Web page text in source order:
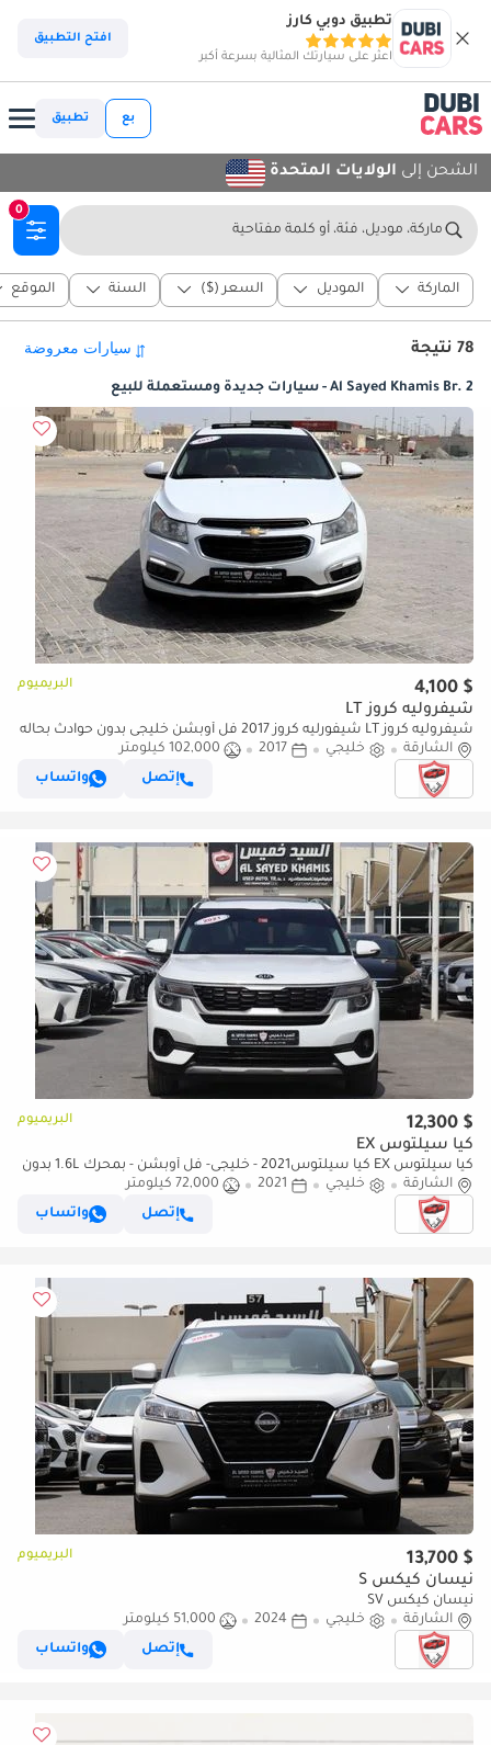
تطبيق دوبي كارز
اعثر على سيارتك المثالية بسرعة أكبر
افتح التطبيق
بع تطبيق
الشحن إلى الولايات المتحدة
ماركة، موديل، فئة، أو كلمة مفتاحية
0
الماركة الموديل السعر ($) السنة الموقع
78 نتيجة
Al Sayed Khamis Br. 2 - سيارات جديدة ومستعملة للبيع
$ 4,100 البريميوم
شيفروليه كروز LT
شيفروليه كروز LT شيفورليه كروز 2017 فل أوبشن خليجى بدون حوادث بحاله
ممتازه ممشى 102000 KM بمحرك 1.8سى سى وبسعر 25
الشارقة خليجي 2017
102,000 كيلومتر
إتصل
واتساب
$ 12,300 البريميوم
كيا سيلتوس EX
كيا سيلتوس EX كيا سيلتوس2021 - خليجى- فل أوبشن - بمحرك 1.6L بدون
حوادث - بحاله ممتازه
الشارقة خليجي 2021
72,000 كيلومتر
إتصل
واتساب
$ 13,700 البريميوم
نيسان كيكس S
نيسان كيكس SV
الشارقة
خليجي 2024
51,000 كيلومتر
إتصل
واتساب